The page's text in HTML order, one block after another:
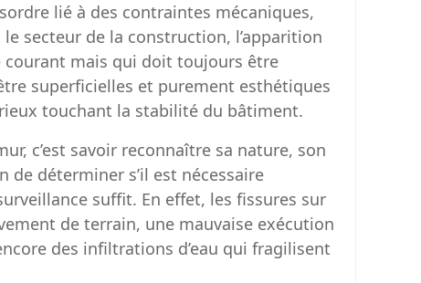
lié à des contraintes mécaniques,
secteur de la construction, l’apparition
courant mais qui doit toujours être
superficielles et purement esthétiques
touchant la stabilité du bâtiment.
c’est savoir reconnaître sa nature, son
déterminer s’il est nécessaire
suffit. En effet, les fissures sur
de terrain, une mauvaise exécution
des infiltrations d’eau qui fragilisent